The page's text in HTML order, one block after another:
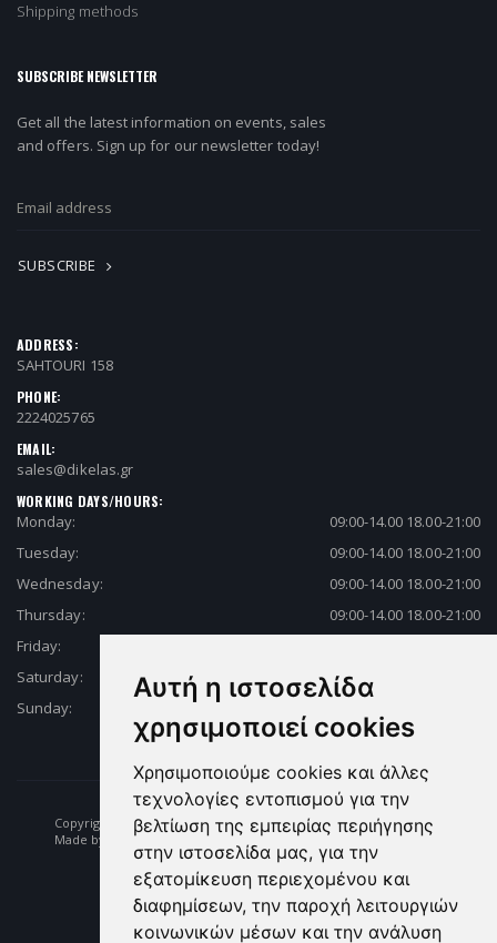
Αυτή η ιστοσελίδα
χρησιμοποιεί cookies
Χρησιμοποιούμε cookies και άλλες
τεχνολογίες εντοπισμού για την
βελτίωση της εμπειρίας περιήγησης
στην ιστοσελίδα μας, για την
εξατομίκευση περιεχομένου και
διαφημίσεων, την παροχή λειτουργιών
κοινωνικών μέσων και την ανάλυση
Shipping methods
SUBSCRIBE NEWSLETTER
Get all the latest information on events, sales
and offers. Sign up for our newsletter today!
SUBSCRIBE
ADDRESS:
SAHTOURI 158
PHONE:
2224025765
EMAIL:
sales@dikelas.gr
WORKING DAYS/HOURS:
Monday:
09:00-14.00 18.00-21:00
Tuesday:
09:00-14.00 18.00-21:00
Wednesday:
09:00-14.00 18.00-21:00
Thursday:
09:00-14.00 18.00-21:00
Friday:
Saturday:
09:00-14.00 18.00-21:00
Sunday:
Copyright © 2026 Fishing | Diving | Fishing Equipment - Dikelas.gr
Made by: e-biz.gr